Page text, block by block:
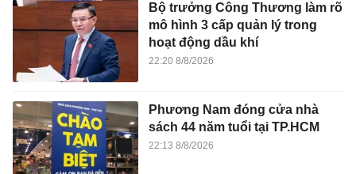
Bộ trưởng Công Thương làm rõ
mô hình 3 cấp quản lý trong
hoạt động dầu khí
22:20 8/8/2026
Phương Nam đóng cửa nhà
sách 44 năm tuổi tại TP.HCM
22:13 8/8/2026